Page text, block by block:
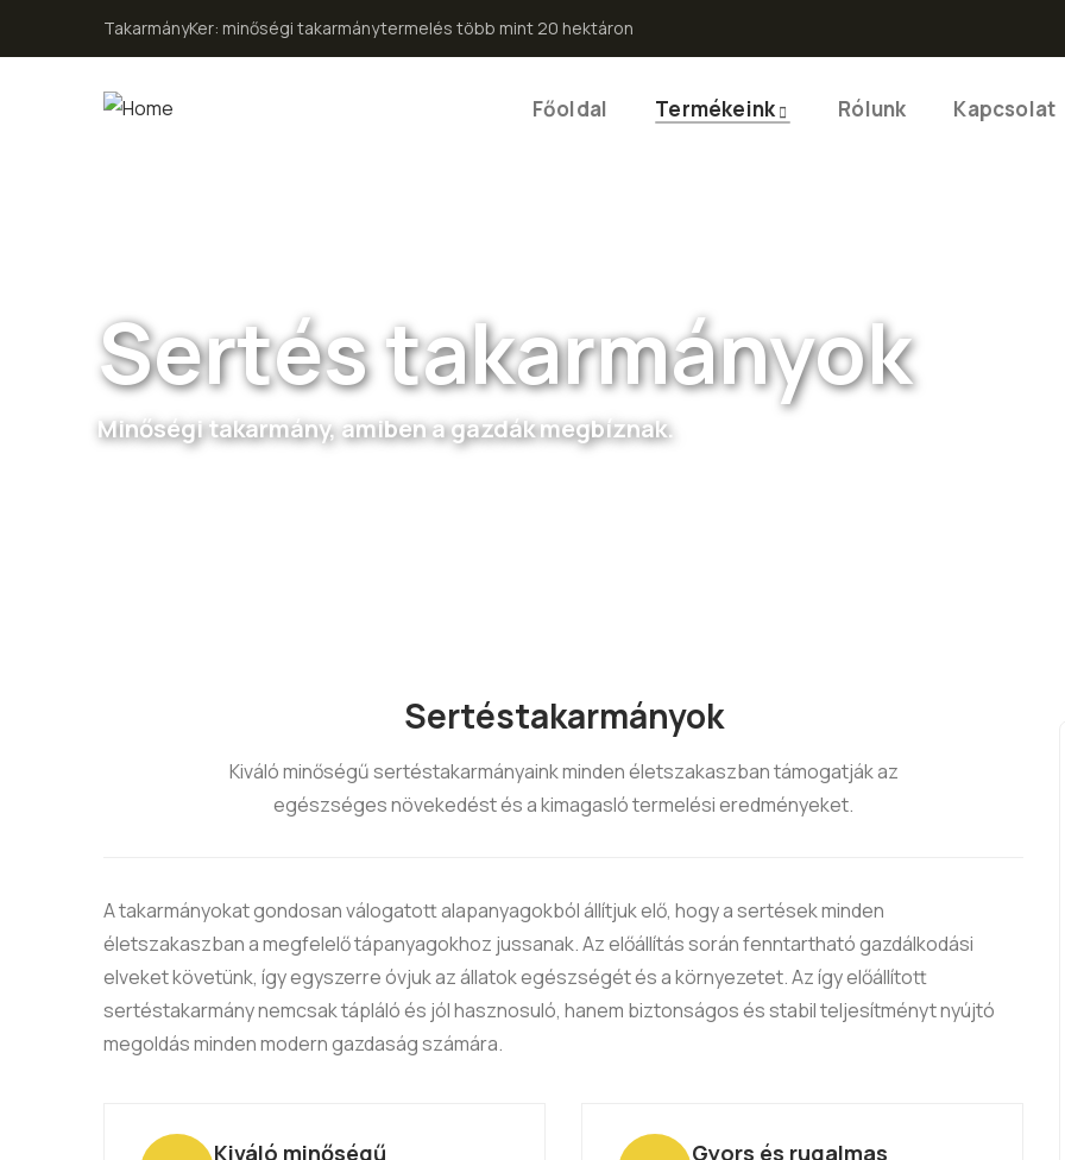
TakarmányKer: minőségi takarmánytermelés több mint 20 hektáron
Főoldal Termékeink Rólunk Kapcsolat
Sertés takarmányok
Minőségi takarmány, amiben a gazdák megbíznak.
Sertéstakarmányok
Kiváló minőségű sertéstakarmányaink minden életszakaszban támogatják az
egészséges növekedést és a kimagasló termelési eredményeket.
A takarmányokat gondosan válogatott alapanyagokból állítjuk elő, hogy a sertések minden
életszakaszban a megfelelő tápanyagokhoz jussanak. Az előállítás során fenntartható gazdálkodási
elveket követünk, így egyszerre óvjuk az állatok egészségét és a környezetet. Az így előállított
sertéstakarmány nemcsak tápláló és jól hasznosuló, hanem biztonságos és stabil teljesítményt nyújtó
megoldás minden modern gazdaság számára.
Kiváló minőségű
Gyors és rugalmas